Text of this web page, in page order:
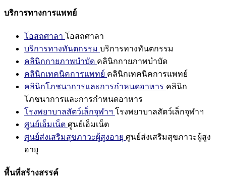
บริการทางการแพทย์
โอสถศาลา โอสถศาลา
บริการทางทันตกรรม บริการทางทันตกรรม
คลินิกกายภาพบำบัด คลินิกกายภาพบำบัด
คลินิกเทคนิคการแพทย์ คลินิกเทคนิคการแพทย์
คลินิกโภชนาการและการกำหนดอาหาร คลินิก
โภชนาการและการกำหนดอาหาร
โรงพยาบาลสัตว์เล็กจุฬาฯ โรงพยาบาลสัตว์เล็กจุฬาฯ
ศูนย์เอ็มเน็ต ศูนย์เอ็มเน็ต
ศูนย์ส่งเสริมสุขภาวะผู้สูงอายุ ศูนย์ส่งเสริมสุขภาวะผู้สูง
อายุ
พื้นที่สร้างสรรค์